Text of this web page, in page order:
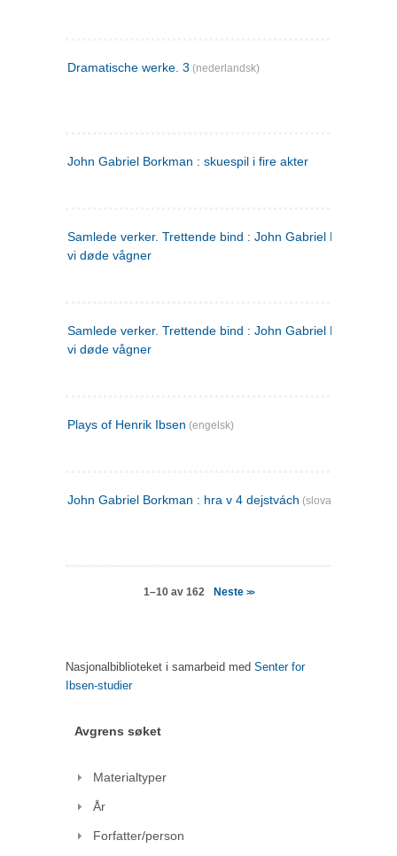
Dramatische werke. 3 (nederlandsk)
John Gabriel Borkman : skuespil i fire akter
Samlede verker. Trettende bind : John Gabriel Borkman ;
vi døde vågner
Samlede verker. Trettende bind : John Gabriel Borkman ;
vi døde vågner
Plays of Henrik Ibsen (engelsk)
John Gabriel Borkman : hra v 4 dejstvách (slovakisk)
1–10 av 162 Neste >>
Nasjonalbiblioteket i samarbeid med Senter for
Ibsen-studier
Avgrens søket
Materialtyper
År
Forfatter/person